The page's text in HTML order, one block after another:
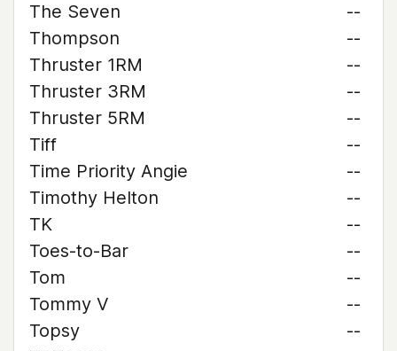
The Seven
--
Thompson
--
Thruster 1RM
--
Thruster 3RM
--
Thruster 5RM
--
Tiff
--
Time Priority Angie
--
Timothy Helton
--
TK
--
Toes-to-Bar
--
Tom
--
Tommy V
--
Topsy
--